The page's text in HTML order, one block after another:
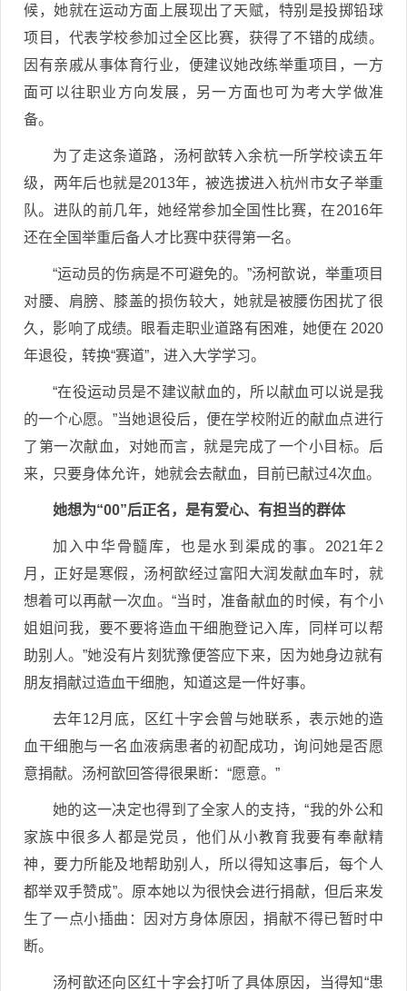
候，她就在运动方面上展现出了天赋，特别是投掷铅球
项目，代表学校参加过全区比赛，获得了不错的成绩。
因有亲戚从事体育行业，便建议她改练举重项目，一方
面可以往职业方向发展，另一方面也可为考大学做准
备。
为了走这条道路，汤柯歆转入余杭一所学校读五年
级，两年后也就是2013年，被选拔进入杭州市女子举重
队。进队的前几年，她经常参加全国性比赛，在2016年
还在全国举重后备人才比赛中获得第一名。
“运动员的伤病是不可避免的。”汤柯歆说，举重项目
对腰、肩膀、膝盖的损伤较大，她就是被腰伤困扰了很
久，影响了成绩。眼看走职业道路有困难，她便在 2020
年退役，转换“赛道”，进入大学学习。
“在役运动员是不建议献血的，所以献血可以说是我
的一个心愿。”当她退役后，便在学校附近的献血点进行
了第一次献血，对她而言，就是完成了一个小目标。后
来，只要身体允许，她就会去献血，目前已献过4次血。
她想为“00”后正名，是有爱心、有担当的群体
加入中华骨髓库，也是水到渠成的事。2021年2
月，正好是寒假，汤柯歆经过富阳大润发献血车时，就
想着可以再献一次血。“当时，准备献血的时候，有个小
姐姐问我，要不要将造血干细胞登记入库，同样可以帮
助别人。”她没有片刻犹豫便答应下来，因为她身边就有
朋友捐献过造血干细胞，知道这是一件好事。
去年12月底，区红十字会曾与她联系，表示她的造
血干细胞与一名血液病患者的初配成功，询问她是否愿
意捐献。汤柯歆回答得很果断：“愿意。”
她的这一决定也得到了全家人的支持，“我的外公和
家族中很多人都是党员，他们从小教育我要有奉献精
神，要力所能及地帮助别人，所以得知这事后，每个人
都举双手赞成”。原本她以为很快会进行捐献，但后来发
生了一点小插曲：因对方身体原因，捐献不得已暂时中
断。
汤柯歆还向区红十字会打听了具体原因，当得知“患